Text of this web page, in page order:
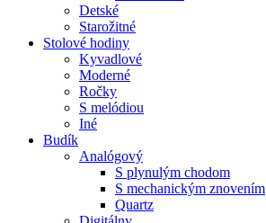
Detské
Starožitné
Stolové hodiny
Kyvadlové
Moderné
Ročky
S melódiou
Iné
Budík
Analógový
S plynulým chodom
S mechanickým znovením
Quartz